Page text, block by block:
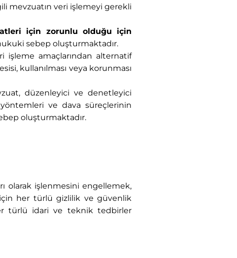
mevzuatın veri işlemeyi gerekli
için zorunlu olduğu için
sebep oluşturmaktadır.
işleme amaçlarından alternatif
kullanılması veya korunması
düzenleyici ve denetleyici
ve dava süreçlerinin
oluşturmaktadır.
olarak işlenmesini engellemek,
için her türlü gizlilik ve güvenlik
türlü idari ve teknik tedbirler